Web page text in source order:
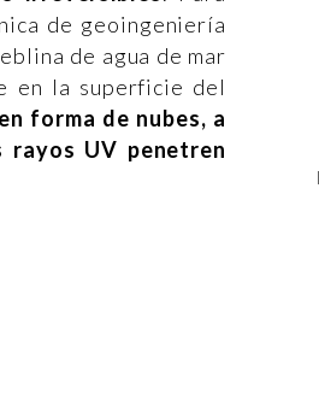
de geoingeniería
de agua de mar
en la superficie del
forma de nubes, a
rayos UV penetren